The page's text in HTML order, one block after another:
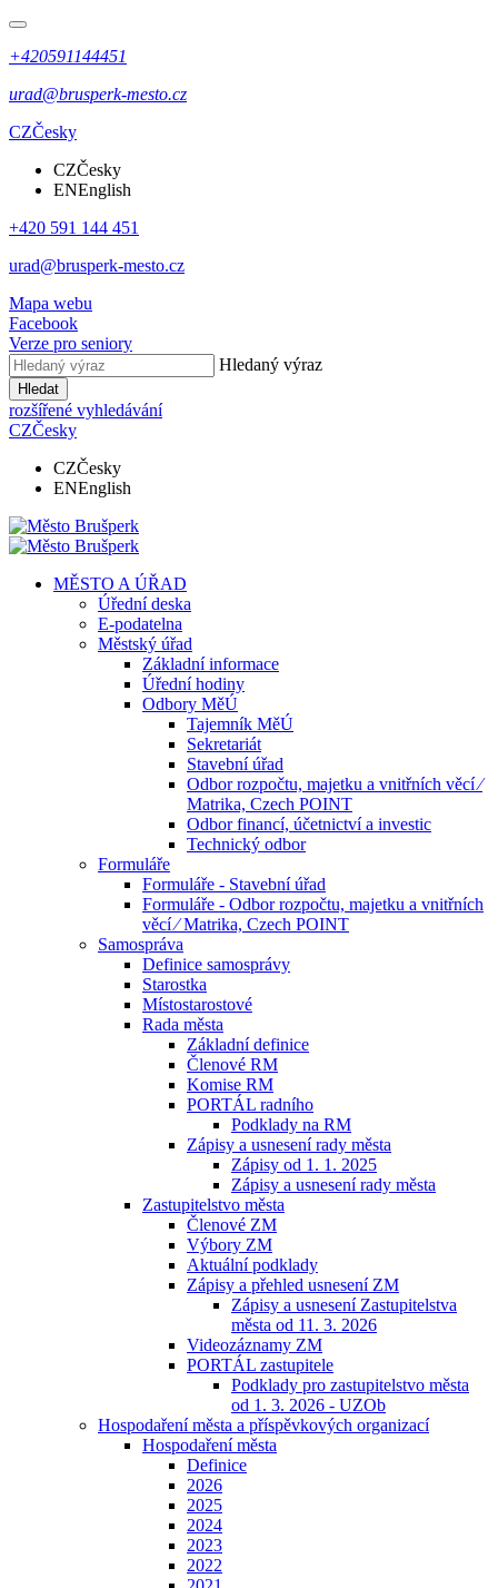
+420591144451
urad@brusperk-mesto.cz
CZČesky
CZČesky
ENEnglish
+420 591 144 451
urad@brusperk-mesto.cz
Mapa webu
Facebook
Verze pro seniory
Hledaný výraz
Hledat
rozšířené vyhledávání
CZČesky
CZČesky
ENEnglish
MĚSTO A ÚŘAD
Úřední deska
E-podatelna
Městský úřad
Základní informace
Úřední hodiny
Odbory MěÚ
Tajemník MěÚ
Sekretariát
Stavební úřad
Odbor rozpočtu, majetku a vnitřních věcí ⁄
Matrika, Czech POINT
Odbor financí, účetnictví a investic
Technický odbor
Formuláře
Formuláře - Stavební úřad
Formuláře - Odbor rozpočtu, majetku a vnitřních
věcí ⁄ Matrika, Czech POINT
Samospráva
Definice samosprávy
Starostka
Místostarostové
Rada města
Základní definice
Členové RM
Komise RM
PORTÁL radního
Podklady na RM
Zápisy a usnesení rady města
Zápisy od 1. 1. 2025
Zápisy a usnesení rady města
Zastupitelstvo města
Členové ZM
Výbory ZM
Aktuální podklady
Zápisy a přehled usnesení ZM
Zápisy a usnesení Zastupitelstva
města od 11. 3. 2026
Videozáznamy ZM
PORTÁL zastupitele
Podklady pro zastupitelstvo města
od 1. 3. 2026 - UZOb
Hospodaření města a příspěvkových organizací
Hospodaření města
Definice
2026
2025
2024
2023
2022